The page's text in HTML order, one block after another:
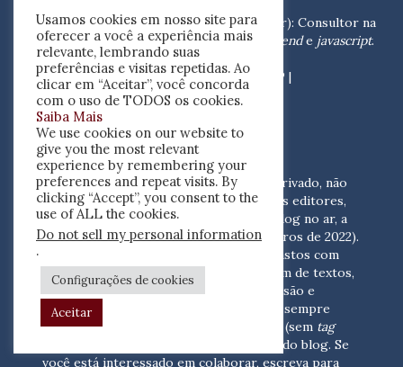
Antonio Lima Gally Neto(Gally Developer): Consultor na
área de Informática e especialista emfront ende javascript.
Contato: Rua Bruna, 332,
Chacara Mafalda, 03370-000, São Paulo - SP |
antonio.gally@gmail.com
FINANCIAMENTO DO BLOG
Resenha críticaé um empreendimento privado, não
apoiado por recursos públicos. Além dos editores,
quatro pessoas colaboram para pôr o blog no ar, a
um custo de R$ 2.000 mensais (em números de 2022).
Este valor é suficiente para cobrir os gastos com
suporte, coleta de, indexação e postagem de textos,
hospedagem, renovação de plugins, revisão e
desenvolvimento.
Por essa razão, serão sempre
bem-vindos os anúncios e
(sem tag
) que se adequem às finalidades do blog. Se
você está interessado em colaborar, escreva para
Usamos cookies em nosso site para
oferecer a você a experiência mais
relevante, lembrando suas
preferências e visitas repetidas. Ao
clicar em “Aceitar”, você concorda
com o uso de TODOS os cookies.
Saiba Mais
We use cookies on our website to
give you the most relevant
experience by remembering your
preferences and repeat visits. By
clicking “Accept”, you consent to the
use of ALL the cookies.
Do not sell my personal information
.
Configurações de cookies
Aceitar